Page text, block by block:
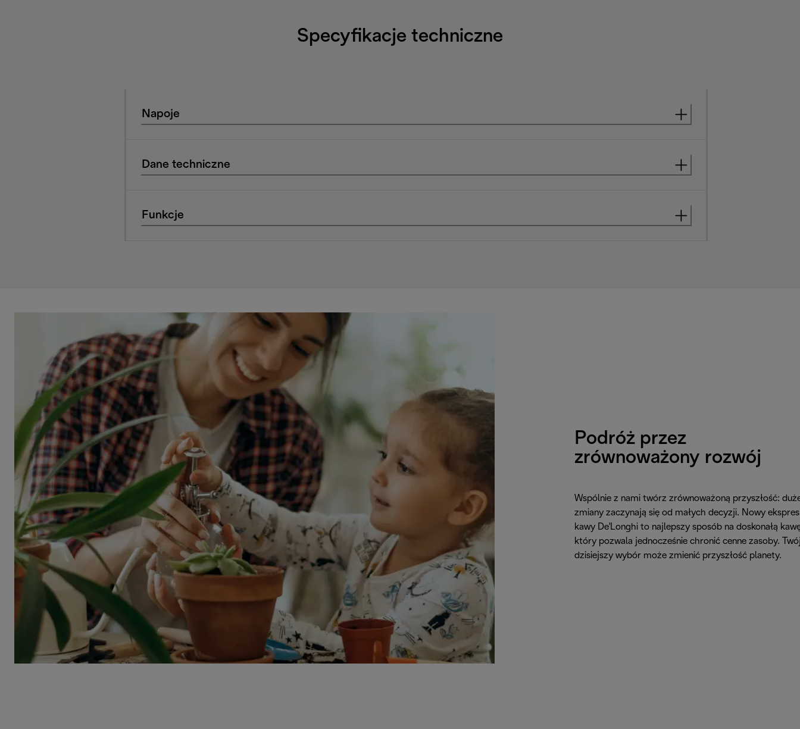
Specyfikacje techniczne
Napoje
Dane techniczne
Funkcje
Podróż przez
zrównoważony rozwój
Wspólnie z nami twórz zrównoważoną przyszłość:
zmiany zaczynają się od małych decyzji. Nowy
kawy De'Longhi to najlepszy sposób na doskonałą
który pozwala jednocześnie chronić cenne zasoby.
dzisiejszy wybór może zmienić przyszłość planety.